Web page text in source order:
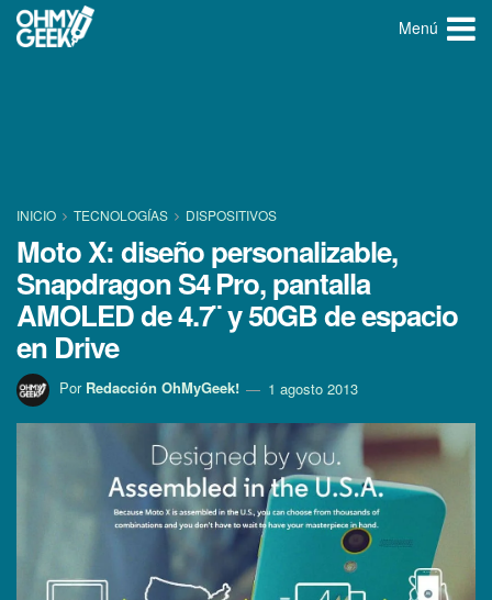
Menú
INICIO TECNOLOGÍ­AS DISPOSITIVOS
Moto X: diseño personalizable,
Snapdragon S4 Pro, pantalla
AMOLED de 4.7¨ y 50GB de espacio
en Drive
Por Redacción OhMyGeek! 1 agosto 2013